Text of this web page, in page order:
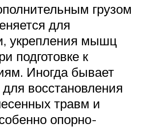
грузом
для
укрепления мышц
подготовке к
Иногда бывает
восстановления
травм и
опорно-